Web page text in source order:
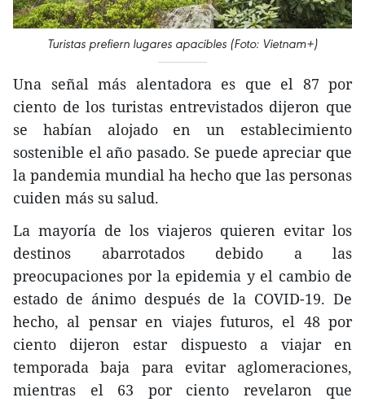
Turistas prefiern lugares apacibles (Foto: Vietnam+)
Una señal más alentadora es que el 87 por
ciento de los turistas entrevistados dijeron que
se habían alojado en un establecimiento
sostenible el año pasado. Se puede apreciar que
la pandemia mundial ha hecho que las personas
cuiden más su salud.
La mayoría de los viajeros quieren evitar los
destinos abarrotados debido a las
preocupaciones por la epidemia y el cambio de
estado de ánimo después de la COVID-19. De
hecho, al pensar en viajes futuros, el 48 por
ciento dijeron estar dispuesto a viajar en
temporada baja para evitar aglomeraciones,
mientras el 63 por ciento revelaron que